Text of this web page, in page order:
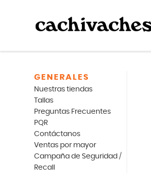
GENERALES
Nuestras tiendas
Tallas
Preguntas Frecuentes
PQR
Contáctanos
Ventas por mayor
Campaña de Seguridad /
Recall